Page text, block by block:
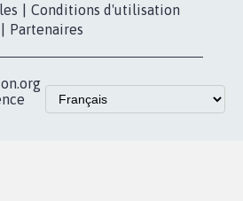
Conditions d'utilisation
Partenaires